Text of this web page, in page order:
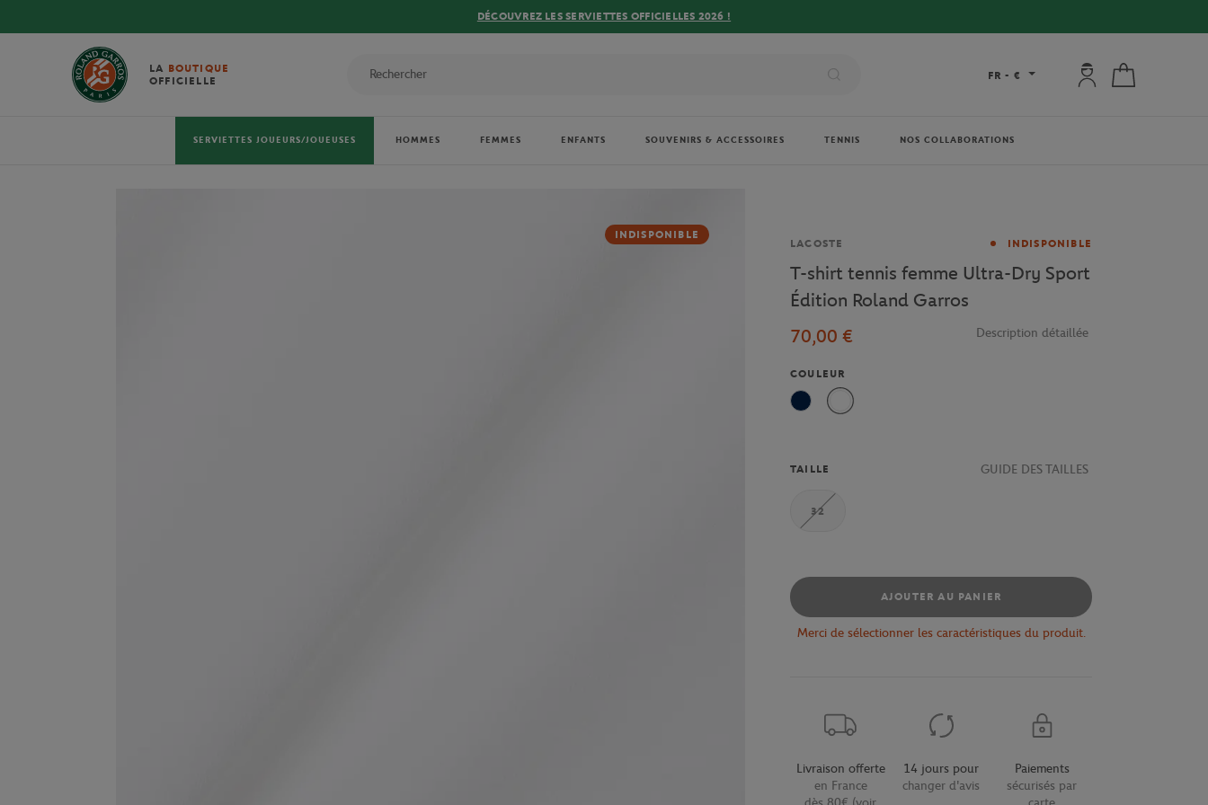
DÉCOUVREZ LES SERVIETTES OFFICIELLES 2026 !
LA BOUTIQUE
OFFICIELLE
FR - € Mon compte : se
SERVIETTES JOUEURS/JOUEUSES HOMMES FEMMES ENFANTS SOUVENIRS & ACCESSOIRES TENNIS NOS COLLABORATIONS
INDISPONIBLE
Marque
LACOSTE INDISPONIBLE
T-shirt tennis femme Ultra-Dry Sport
Édition Roland Garros
70,00 €
Description détaillée
COULEUR
Bleu Marine
Blanc
TAILLE GUIDE DES TAILLES
32
AJOUTER AU PANIER
Merci de sélectionner les caractéristiques du produit.
Livraison offerte
en France
14 jours pour
changer d'avis
Paiements
sécurisés par